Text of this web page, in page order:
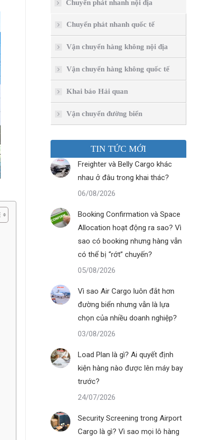
Chuyển phát nhanh nội địa
Chuyển phát nhanh quốc tế
Vận chuyển hàng không nội địa
Vận chuyển hàng không quốc tế
Khai báo Hải quan
Vận chuyển đường biển
TIN TỨC MỚI
Freighter và Belly Cargo khác
nhau ở đâu trong khai thác?
06/08/2026
Booking Confirmation và Space
Allocation hoạt động ra sao? Vì
sao có booking nhưng hàng vẫn
có thể bị “rớt” chuyến?
05/08/2026
Vì sao Air Cargo luôn đắt hơn
đường biển nhưng vẫn là lựa
chọn của nhiều doanh nghiệp?
03/08/2026
Load Plan là gì? Ai quyết định
kiện hàng nào được lên máy bay
trước?
24/07/2026
Security Screening trong Airport
Cargo là gì? Vì sao mọi lô hàng